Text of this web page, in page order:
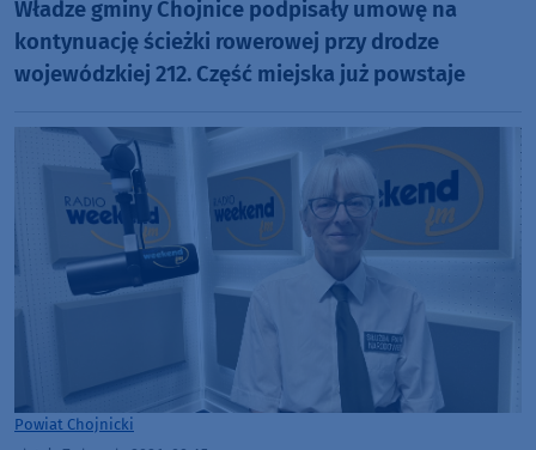
Władze gminy Chojnice podpisały umowę na
kontynuację ścieżki rowerowej przy drodze
wojewódzkiej 212. Część miejska już powstaje
Powiat Chojnicki